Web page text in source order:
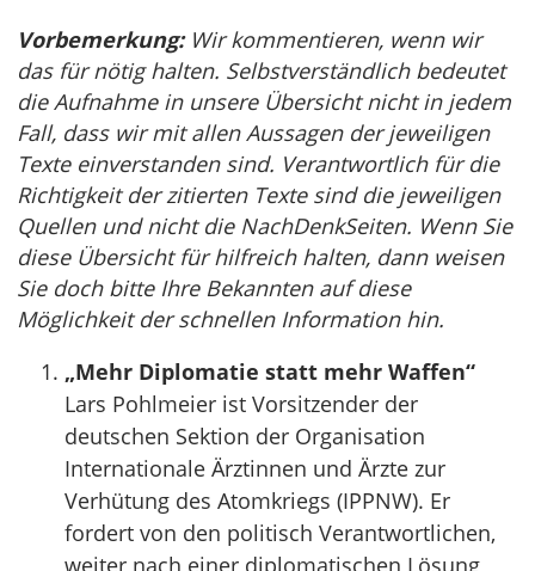
Vorbemerkung:Wir kommentieren, wenn wir
das für nötig halten. Selbstverständlich bedeutet
die Aufnahme in unsere Übersicht nicht in jedem
Fall, dass wir mit allen Aussagen der jeweiligen
Texte einverstanden sind. Verantwortlich für die
Richtigkeit der zitierten Texte sind die jeweiligen
Quellen und nicht die NachDenkSeiten. Wenn Sie
diese Übersicht für hilfreich halten, dann weisen
Sie doch bitte Ihre Bekannten auf diese
Möglichkeit der schnellen Information hin.
„Mehr Diplomatie statt mehr Waffen“
Lars Pohlmeier ist Vorsitzender der
deutschen Sektion der Organisation
Internationale Ärztinnen und Ärzte zur
Verhütung des Atomkriegs (IPPNW). Er
fordert von den politisch Verantwortlichen,
weiter nach einer diplomatischen Lösung